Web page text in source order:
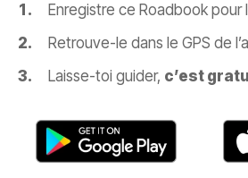
Enregistre ce Roadbook pour
Retrouve-le dans le GPS de
Laisse-toi guider, c’est